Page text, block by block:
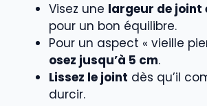
Visez une largeur de joint
pour un bon équilibre.
Pour un aspect « vieille
osez jusqu’à 5 cm.
Lissez le joint dès qu’il
durcir.